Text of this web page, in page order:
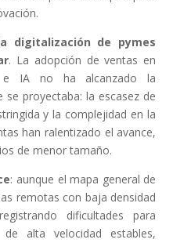
digitalización de pymes
. La adopción de ventas en
e IA no ha alcanzado la
se proyectaba: la escasez de
y la complejidad en la
han ralentizado el avance,
de menor tamaño.
: aunque el mapa general de
remotas con baja densidad
dificultades para
alta velocidad estables,